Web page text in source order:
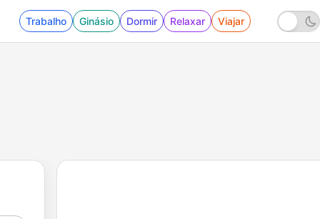
Trabalho Ginásio Dormir Relaxar Viajar